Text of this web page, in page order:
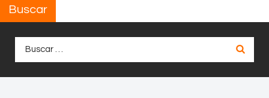
Buscar